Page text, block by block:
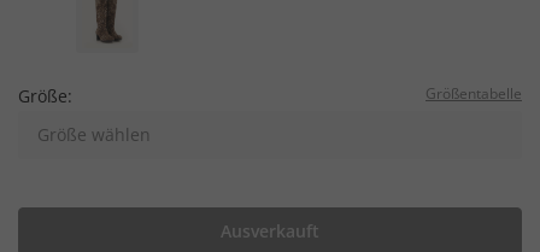
Größe: Größentabelle
Größe wählen
Ausverkauft